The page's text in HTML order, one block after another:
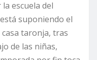
escuela del
suponiendo el
taronja, tras
de las niñas,